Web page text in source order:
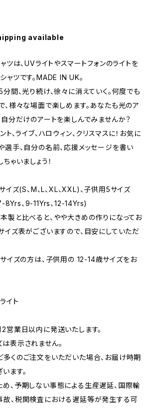
available
は、UVライトやスマートフォンのライトを
ャツです。MADE IN UK。
間、光り続け、徐々に消えていく。何度でも
、様々な場面で楽しめます。あなたも光のア
自分だけのアートを楽しんでみませんか？
、ライブ、ハロウィン、クリスマスに！お気に
選手、自分の名前、応援メッセージを書い
ゃいましょう！
ズ(S、M、L、XL、XXL)、子供用5サイズ
、9-11Yrs、12-14Yrs)
製と比べると、やや大きめの作りになってお
イズ表がございますので、目安にしていただ
イズの方は、子供用の 12-14歳サイズをお
イト
営業日以内に発送いたします。
表示されません。
くのご注文をいただいた場合、お届け時期
ます。
、予期しない事態による生産遅延、国際輸
故、税関検査における遅延等が発生する可